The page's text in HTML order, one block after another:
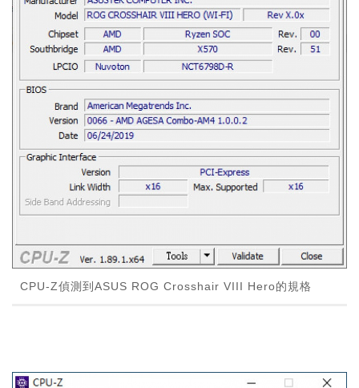
CPU-Z偵測到ASUS ROG Crosshair VIII Hero的規格